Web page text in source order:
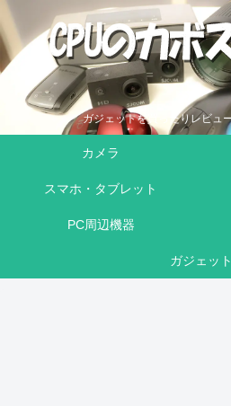
ガジェットを買ったりレビュ
カメラ
スマホ・タブレット
PC周辺機器
ガジェット